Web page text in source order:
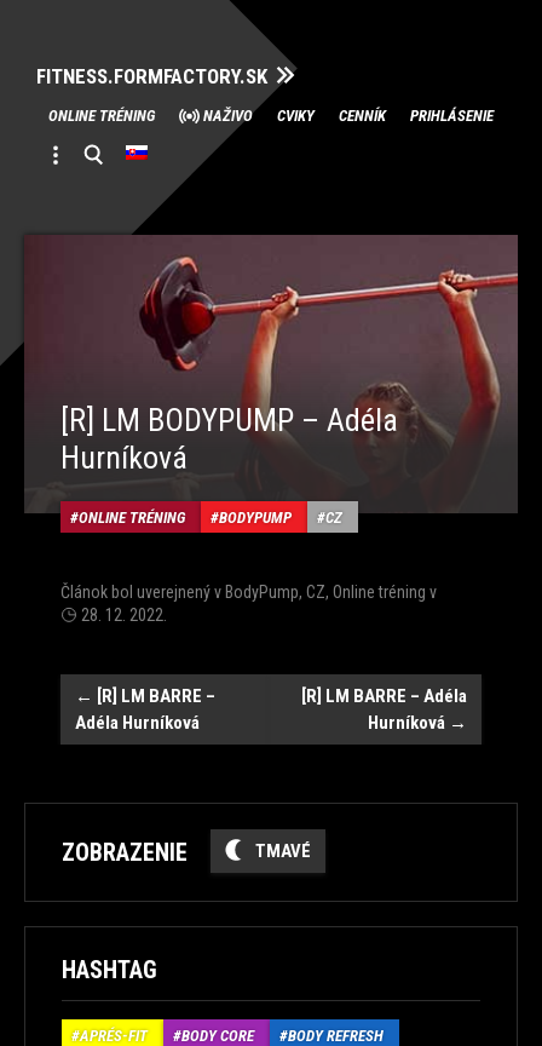
FITNESS.FORMFACTORY.SK
Skip
to
content
ONLINE TRÉNING NAŽIVO CVIKY CENNÍK PRIHLÁSENIE
[R] LM BODYPUMP – Adéla
Hurníková
ONLINE TRÉNING BODYPUMP CZ
Článok bol uverejnený vBodyPump, CZ, Online tréning v
28. 12. 2022
Post
navigation
← [R] LM BARRE –
Adéla Hurníková
[R] LM BARRE – Adéla
Hurníková →
ZOBRAZENIE TMAVÉ
HASHTAG
APRÉS-FIT BODY CORE
BODY REFRESH